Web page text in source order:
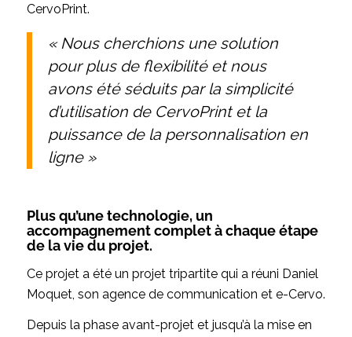
CervoPrint.
« Nous cherchions une solution
pour plus de flexibilité et nous
avons été séduits par la simplicité
d’utilisation de CervoPrint et la
puissance de la personnalisation en
ligne »
Plus qu’une technologie, un
accompagnement complet à chaque étape
de la vie du projet.
Ce projet a été un projet tripartite qui a réuni Daniel
Moquet, son agence de communication et e-Cervo.
Depuis la phase avant-projet et jusqu’à la mise en